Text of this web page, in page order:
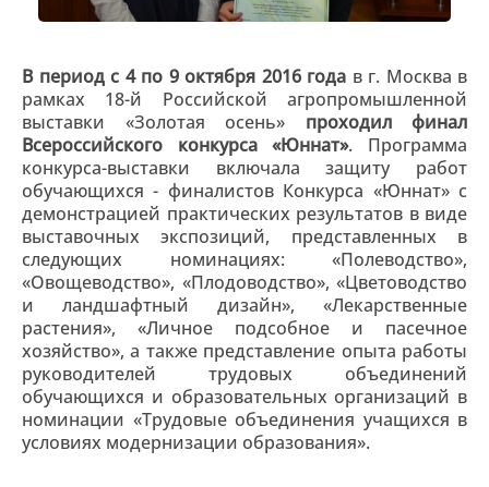
В период с 4 по 9 октября 2016 года в г. Москва в
рамках 18-й Российской агропромышленной
выставки «Золотая осень» проходил финал
Всероссийского конкурса «Юннат». Программа
конкурса-выставки включала защиту работ
обучающихся - финалистов Конкурса «Юннат» с
демонстрацией практических результатов в виде
выставочных экспозиций, представленных в
следующих номинациях: «Полеводство»,
«Овощеводство», «Плодоводство», «Цветоводство
и ландшафтный дизайн», «Лекарственные
растения», «Личное подсобное и пасечное
хозяйство», а также представление опыта работы
руководителей трудовых объединений
обучающихся и образовательных организаций в
номинации «Трудовые объединения учащихся в
условиях модернизации образования».